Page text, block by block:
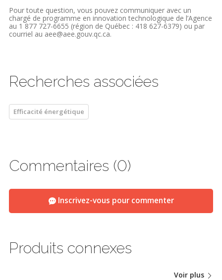
Pour toute question, vous pouvez communiquer avec un
chargé de programme en innovation technologique de l’Agence
au 1 877 727-6655 (région de Québec : 418 627-6379) ou par
courriel au aee@aee.gouv.qc.ca.
Recherches associées
Efficacité énergétique
Commentaires (0)
Inscrivez-vous pour commenter
Produits connexes
Voir plus